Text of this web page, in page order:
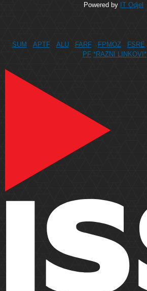
Powered by IT Odjel
SUM APTF ALU FARF FPMOZ FSRE
PF *RAZNI LINKOVI*